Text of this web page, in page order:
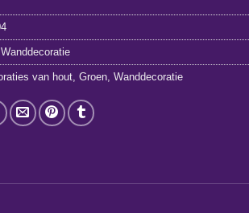
Wanddecoratie
van hout ,Groen ,Wanddecoratie